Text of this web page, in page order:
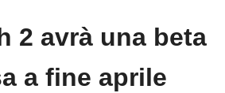
2 avrà una beta
a fine aprile